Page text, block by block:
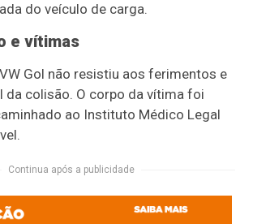
do veículo de carga.
e vítimas
Gol não resistiu aos ferimentos e
da colisão. O corpo da vítima foi
ao Instituto Médico Legal
Continua após a publicidade